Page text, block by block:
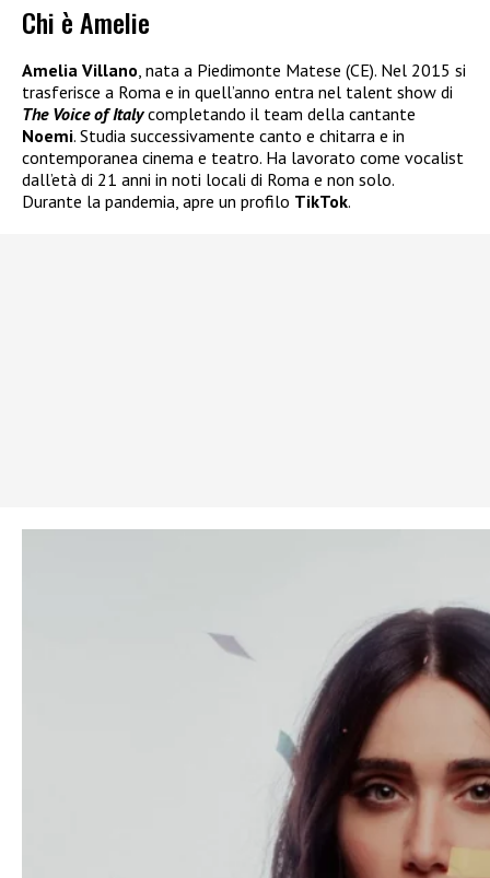
Chi è Amelie
Amelia Villano , nata a Piedimonte Matese (CE). Nel 2015 si
trasferisce a Roma e in quell’anno entra nel talent show di
The Voice of Italycompletando il team della cantante
Noemi. Studia successivamente canto e chitarra e in
contemporanea cinema e teatro. Ha lavorato come vocalist
dall’età di 21 anni in noti locali di Roma e non solo.
Durante la pandemia, apre un profilo TikTok.